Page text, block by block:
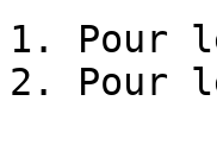
1. Pour
2. Pour